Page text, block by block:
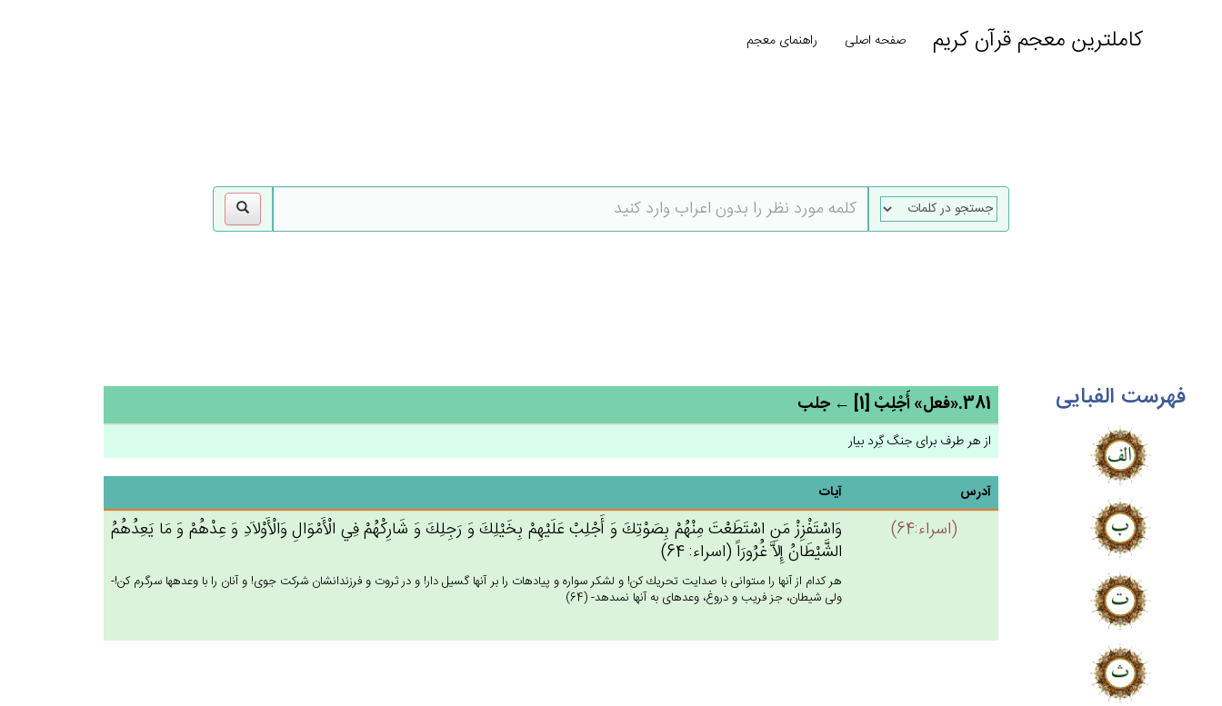
کاملترین معجم قرآن کریم صفحه اصلی راهنمای معجم
فهرست الفبایی 381.«فعل» أَجْلِب‌ْ [1] ← جلب
از هر طرف برای جنگ گِرد بیار
آدرس آیات
(اسراء:64)
وَاسْتَفْزِزْ مَن‌ِ اسْتَطَعْت‌َ مِنْهُمْ‌ بِصَوْتِك‌َ وَ أَجْلِب‌ْ عَلَيْهِم‌ْ بِخَيْلِك‌َ وَ رَجِلِك‌َ وَ شَارِكْهُم‌ْ فِي‌ الْأَمْوَال‌ِ وَالْأَوْلاَدِ وَ عِدْهُم‌ْ وَ مَا يَعِدُهُم‌ُ
الشَّيْطَان‌ُ إِلاَّ غُرُورَاً (اسراء: 64)
هر كدام از آنها را مى‏توانى با صدايت تحريك كن! و لشكر سواره و پياده‏ات را بر آنها گسيل دار! و در ثروت و فرزندانشان شركت جوى! و آنان را با وعده‏ها سرگرم كن!-
ولى شيطان، جز فريب و دروغ، وعده‏اى به آنها نمى‏دهد- (64)